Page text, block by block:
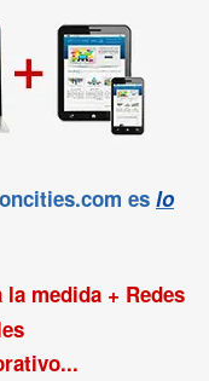
es lo
la medida + Redes